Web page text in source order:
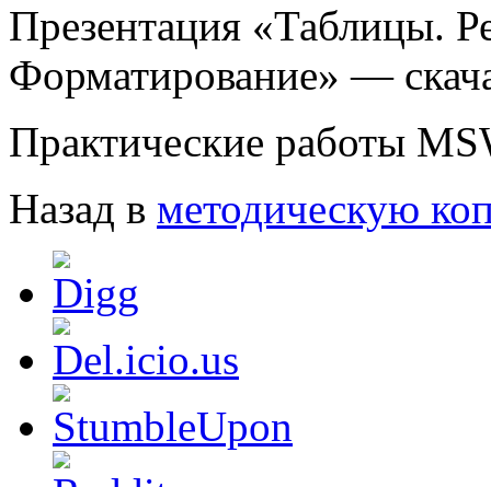
Презентация «Таблицы.
Форматирование» —
Практические работы
Назад в методическую